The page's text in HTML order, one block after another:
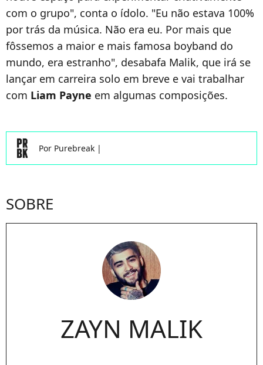
com o grupo", conta o ídolo. "Eu não estava 100%
por trás da música. Não era eu. Por mais que
fôssemos a maior e mais famosa boyband do
mundo, era estranho", desabafa Malik, que irá se
lançar em carreira solo em breve e vai trabalhar
com Liam Payne em algumas composições.
Por Purebreak |
SOBRE
ZAYN MALIK